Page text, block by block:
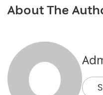
About The